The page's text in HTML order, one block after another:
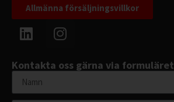
Allmänna försäljningsvillkor
Kontakta oss gärna via formuläret